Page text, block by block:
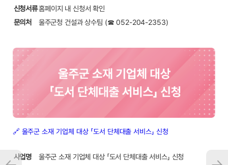
신청서류홈페이지 내 신청서 확인
문의처
울주군청 건설과 상수팀 (☎ 052-204-2353)
🔗 울주군 소재 기업체 대상 「도서 단체대출 서비스」 신청
사업명
울주군 소재 기업체 대상 「도서 단체대출 서비스」 신청